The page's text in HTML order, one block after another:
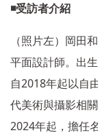
◾️受訪者介紹
（照片左）岡田
平面設計師。出
自2018年起以自
代美術與攝影相
2024年起，擔任